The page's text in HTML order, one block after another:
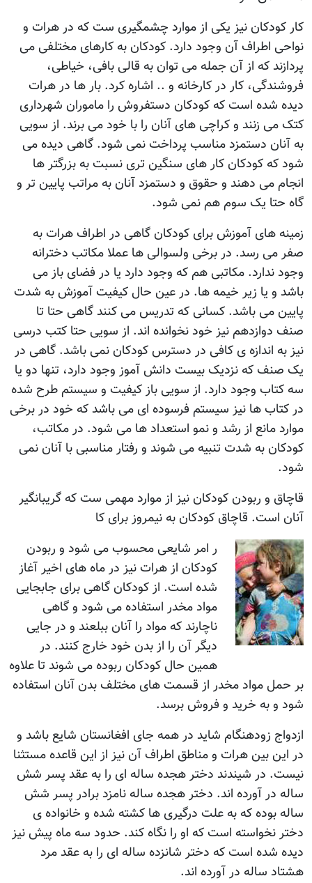
کار کودکان نيز يکی از موارد چشمگيری ست که در هرات و
نواحی اطراف آن وجود دارد. کودکان به کارهای مختلفی می
پردازند که از آن جمله می توان به قالی بافی، خياطی،
فروشندگی، کار در کارخانه و .. اشاره کرد. بار ها در هرات
ديده شده است که کودکان دستفروش را ماموران شهرداری
کتک می زنند و کراچی های آنان را با خود می برند. از سويی
به آنان دستمزد مناسب پرداخت نمی شود. گاهی ديده می
شود که کودکان کار های سنگين تری نسبت به بزرگتر ها
انجام می دهند و حقوق و دستمزد آنان به مراتب پايين تر و
گاه حتا يک سوم هم نمی شود.
زمينه های آموزش برای کودکان گاهی در اطراف هرات به
صفر می رسد. در برخی ولسوالی ها عملا مکاتب دخترانه
وجود ندارد. مکاتبی هم که وجود دارد يا در فضای باز می
باشد و يا زير خيمه ها. در عين حال کيفيت آموزش به شدت
پايين می باشد. کسانی که تدريس می کنند گاهی حتا تا
صنف دوازدهم نيز خود نخوانده اند. از سويی حتا کتب درسی
نيز به اندازه ی کافی در دسترس کودکان نمی باشد. گاهی در
يک صنف که نزديک بيست دانش آموز وجود دارد، تنها دو يا
سه کتاب وجود دارد. از سويی باز کيفيت و سيستم طرح شده
در کتاب ها نيز سيستم فرسوده ای می باشد که خود در برخی
موارد مانع از رشد و نمو استعداد ها می شود. در مکاتب،
کودکان به شدت تنبيه می شوند و رفتار مناسبی با آنان نمی
شود.
قاچاق و ربودن کودکان نيز از موارد مهمی ست که گريبانگير
آنان است. قاچاق کودکان به نيمروز برای کا
ر امر شايعی محسوب می شود و ربودن
کودکان از هرات نيز در ماه های اخير آغاز
شده است. از کودکان گاهی برای جابجايی
مواد مخدر استفاده می شود و گاهی
ناچارند که مواد را آنان ببلعند و در جايی
ديگر آن را از بدن خود خارج کنند. در
همين حال کودکان ربوده می شوند تا علاوه
بر حمل مواد مخدر از قسمت های مختلف بدن آنان استفاده
شود و به خريد و فروش برسد.
ازدواج زودهنگام شايد در همه جای افغانستان شايع باشد و
در اين بين هرات و مناطق اطراف آن نيز از اين قاعده مستثنا
نيست. در شيندند دختر هجده ساله ای را به عقد پسر شش
ساله در آورده اند. دختر هجده ساله نامزد برادر پسر شش
ساله بوده که به علت درگيری ها کشته شده و خانواده ی
دختر نخواسته است که او را نگاه کند. حدود سه ماه پيش نيز
ديده شده است که دختر شانزده ساله ای را به عقد مرد
هشتاد ساله در آورده اند.